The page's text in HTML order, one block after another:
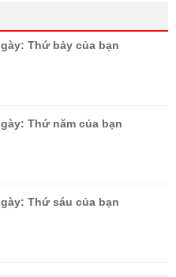
Thứ bảy của bạn
Thứ năm của bạn
Thứ sáu của bạn